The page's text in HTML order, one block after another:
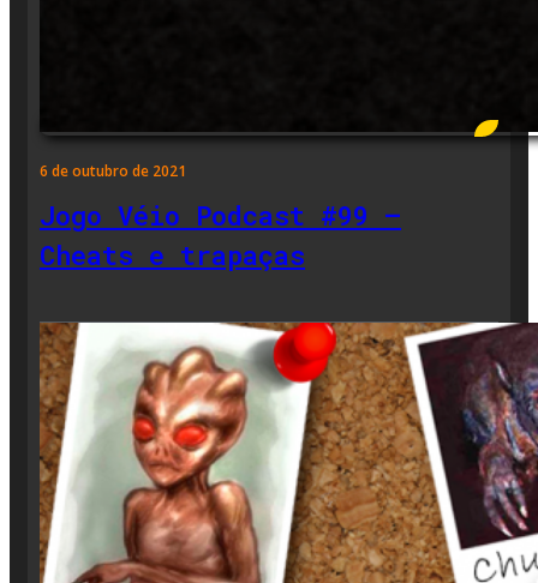
6 de outubro de 2021
Jogo Véio Podcast #99 –
Cheats e trapaças